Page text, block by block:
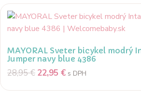
MAYORAL Sveter bicykel modrý
Jumper navy blue 4386
28,95€ 22,95 € s DPH